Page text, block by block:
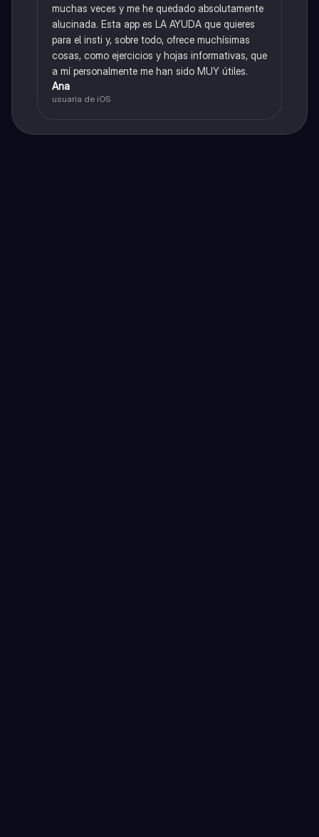
muchas veces y me he quedado absolutamente
alucinada. Esta app es LA AYUDA que quieres
para el insti y, sobre todo, ofrece muchísimas
cosas, como ejercicios y hojas informativas, que
a mí personalmente me han sido MUY útiles.
Ana
usuaria de iOS